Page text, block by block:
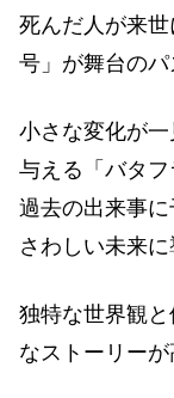
死んだ人が来
号」が舞台のパ
小さな変化が
与える「バタフ
過去の出来事
さわしい未来に
独特な世界観
なストーリーが